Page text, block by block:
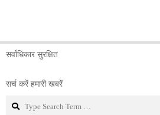
सर्वाधिकार सुरक्षित
सर्च करें हमारी खबरें